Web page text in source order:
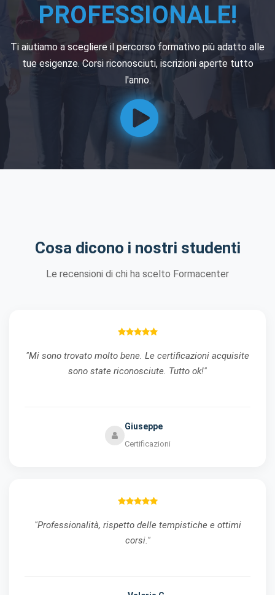
PROFESSIONALE!
Ti aiutiamo a scegliere il percorso formativo più adatto alle
tue esigenze. Corsi riconosciuti, iscrizioni aperte tutto
l'anno.
Cosa dicono i nostri studenti
Le recensioni di chi ha scelto Formacenter
"Mi sono trovato molto bene. Le certificazioni acquisite
sono state riconosciute. Tutto ok!"
Giuseppe
Certificazioni
"Professionalità, rispetto delle tempistiche e ottimi
corsi."